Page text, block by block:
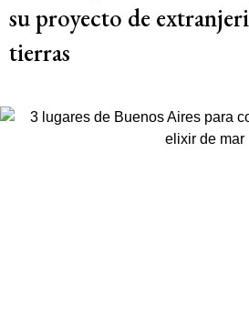
su proyecto de
tierras